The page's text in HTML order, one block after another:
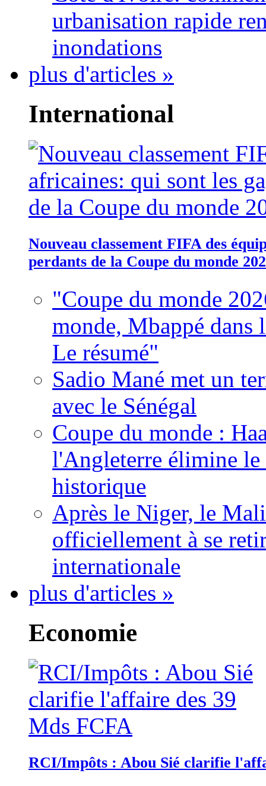
urbanisation rapide
inondations
plus d'articles »
International
Nouveau classement FIFA des
perdants de la Coupe du monde
"Coupe du monde
monde, Mbappé dans
Le résumé"
Sadio Mané met un
avec le Sénégal
Coupe du monde :
l'Angleterre élimine
historique
Après le Niger, le
officiellement à se
internationale
plus d'articles »
Economie
RCI/Impôts : Abou Sié clarifie